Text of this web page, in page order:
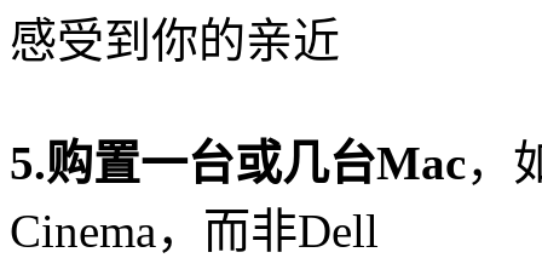
感受到你的亲近
5.购置一台或几台Mac，
Cinema，而非Dell